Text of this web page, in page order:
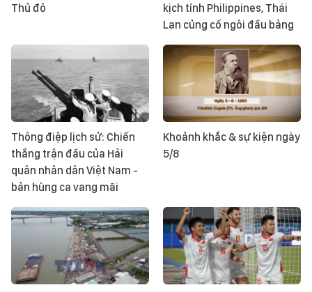
Thủ đô
kịch tính Philippines, Thái
Lan củng cố ngôi đầu bảng
Thông điệp lịch sử: Chiến
thắng trận đầu của Hải
quân nhân dân Việt Nam -
bản hùng ca vang mãi
Khoảnh khắc & sự kiện ngày
5/8